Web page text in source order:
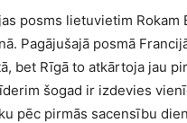
posms lietuvietim
Pagājušajā posmā
bet Rīgā to atkārtoja jau
šogad ir izdevies
pēc pirmās sacensību